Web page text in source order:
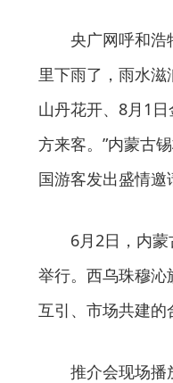
央广网呼和浩
里下雨了，雨水
山丹花开、8月1日
方来客。”内蒙古
国游客发出盛情邀
6月2日，内
举行。西乌珠穆
互引、市场共建的
推介会现场播